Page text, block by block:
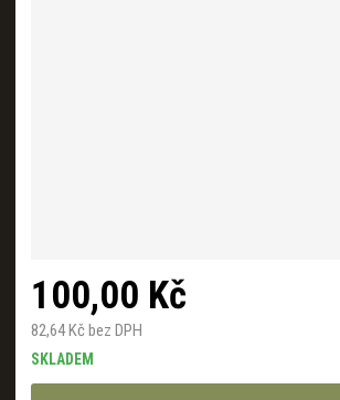
100,00 Kč
82,64 Kč bez DPH
SKLADEM